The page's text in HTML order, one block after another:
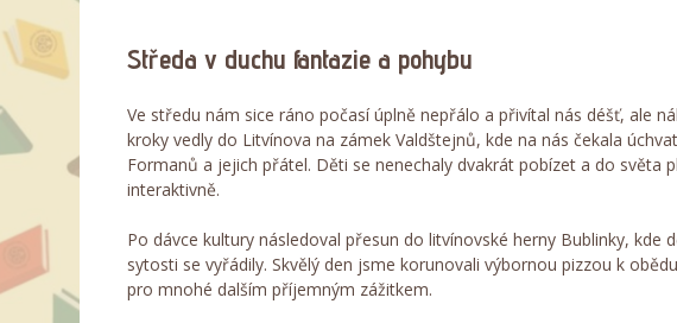
Středa v duchu fantazie a pohybu
Ve středu nám sice ráno počasí úplně nepřálo a přivítal nás déšť, ale
kroky vedly do Litvínova na zámek Valdštejnů, kde na nás čekala
Formanů a jejich přátel. Děti se nenechaly dvakrát pobízet a do světa
interaktivně.
Po dávce kultury následoval přesun do litvínovské herny Bublinky, kde
sytosti se vyřádily. Skvělý den jsme korunovali výbornou pizzou k
pro mnohé dalším příjemným zážitkem.